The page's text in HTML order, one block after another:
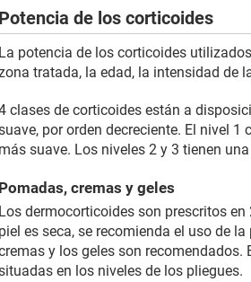
Potencia de los corticoides
La potencia de los corticoides
tratada, la edad, la intensidad de
clases de corticoides están a
por orden decreciente. El nivel
más suave. Los niveles 2 y 3 tienen
Pomadas, cremas y geles
Los dermocorticoides son prescritos
piel es seca, se recomienda el uso de
y los geles son
en los niveles de los pliegues.